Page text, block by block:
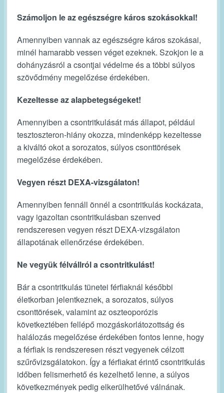
Számoljon le az egészségre káros szokásokkal!
Amennyiben vannak az egészségre káros szokásai,
minél hamarabb vessen véget ezeknek. Szokjon le a
dohányzásról a csontjai védelme és a többi súlyos
szövődmény megelőzése érdekében.
Kezeltesse az alapbetegségeket!
Amennyiben a csontritkulását más állapot, például
tesztoszteron-hiány okozza, mindenképp kezeltesse
a kiváltó okot a sorozatos, súlyos csonttörések
megelőzése érdekében.
Vegyen részt DEXA-vizsgálaton!
Amennyiben fennáll önnél a csontritkulás kockázata,
vagy igazoltan csontritkulásban szenved
rendszeresen vegyen részt DEXA-vizsgálaton
állapotának ellenőrzése érdekében.
Ne vegyük félvállról a csontritkulást!
Bár a csontritkulás tünetei férfiaknál későbbi
életkorban jelentkeznek, a sorozatos, súlyos
csonttörések, valamint az oszteoporózis
következtében fellépő mozgáskorlátozottság és
halálozás megelőzése érdekében fontos lenne, hogy
a férfiak is rendszeresen részt vegyenek célzott
szűrővizsgálatokon. Így a férfiakat érintő csontritkulás
időben felismerhető és kezelhető lenne, a súlyos
következmények pedig elkerülhetővé válnának.